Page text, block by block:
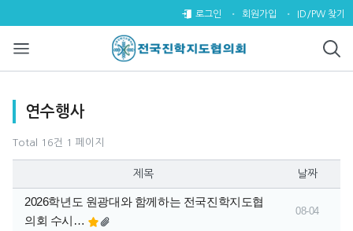
연수행사 1 페이지 로그인 회원가입 ID/PW 찾기
연수행사목록
Total 16건 1 페이지
제목 날짜
2026학년도 원광대와 함께하는 전국진학지도협
의회 수시…
08-04